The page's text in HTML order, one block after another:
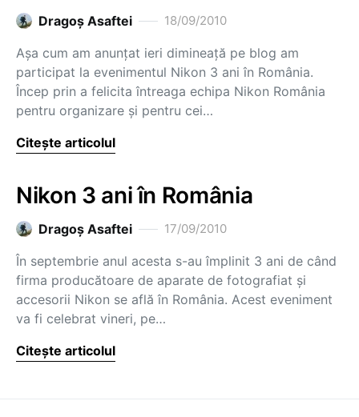
Dragoş Asaftei 18/09/2010
Aşa cum am anunţat ieri dimineaţă pe blog am
participat la evenimentul Nikon 3 ani în România.
Încep prin a felicita întreaga echipa Nikon România
pentru organizare şi pentru cei…
Citește articolul
Nikon 3 ani în România
Dragoş Asaftei 17/09/2010
În septembrie anul acesta s-au împlinit 3 ani de când
firma producătoare de aparate de fotografiat şi
accesorii Nikon se află în România. Acest eveniment
va fi celebrat vineri, pe…
Citește articolul